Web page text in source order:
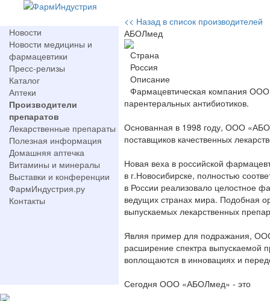
Новости
Новости медицины и
фармацевтики
Пресс-релизы
Каталог
Аптеки
Производители
препаратов
Лекарственные препараты
Полезная информация
Домашняя аптечка
Витамины и минералы
Выставки и конференции
ФармИндустрия.ру
Контакты
<< Назад в список производителей
АБОЛмед
Страна
Россия
Описание
Фармацевтическая компания
парентеральных антибиотиков.
Основанная в 1998 году, ООО
поставщиков качественных
Новая веха в российской
в г.Новосибирске, полностью
в России реализовало целостное
ведущих странах мира. Подобная
выпускаемых лекарственных
Являя пример для подражания,
расширение спектра выпускаемой
воплощаются в инновациях и
Сегодня ООО «АБОЛмед» - это